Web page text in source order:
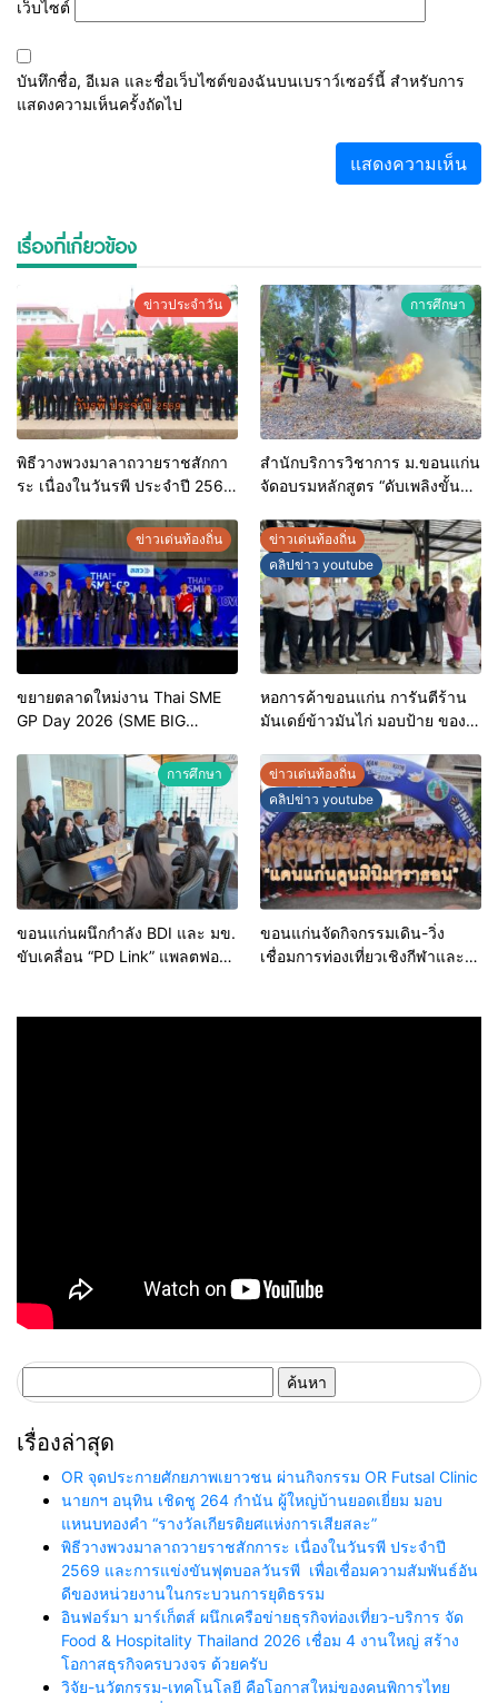
เว็บไซต์
บันทึกชื่อ, อีเมล และชื่อเว็บไซต์ของฉันบนเบราว์เซอร์นี้ สำหรับการ
แสดงความเห็นครั้งถัดไป
เรื่องที่เกี่ยวข้อง
ข่าวประจำวัน
พิธีวางพวงมาลาถวายราชสักกา
ระ เนื่องในวันรพี ประจำปี 2569
เพื่อเชื่อมความสัมพันธ์อันดีของ
หน่วยงานในกระบวนการ
ยุติธรรม
การศึกษา
สำนักบริการวิชาการ ม.ขอนแก่น
จัดอบรมหลักสูตร “ดับเพลิงขั้น
ท้องถิ่นรับมืออัคคีภัยตาม
มาตรฐานสากล
ข่าวเด่นท้องถิ่น
ขยายตลาดใหม่งาน Thai SME
GP Day 2026 (SME BIG
ข่าวเด่นท้องถิ่น
คลิปข่าว youtube
หอการค้าขอนแก่น การันตีร้าน
มันเดย์ข้าวมันไก่ มอบป้าย ของดี
ประกอบการคุณภาพ ยกระดับ
มาตรฐาน สร้างความเชื่อมั่นให้ผู้
บริโภค
การศึกษา
ขอนแก่นผนึกกำลัง BDI และ มข.
ขับเคลื่อน “PD Link” แพลตฟอร์ม
ข่าวเด่นท้องถิ่น
คลิปข่าว youtube
ขอนแก่นจัดกิจกรรมเดิน-วิ่ง
เชื่อมการท่องเที่ยวเชิงกีฬาและ
สำหรับ:
เรื่องล่าสุด
OR จุดประกายศักยภาพเยาวชน ผ่านกิจกรรม OR Futsal Clinic
นายกฯ อนุทิน เชิดชู 264 กำนัน ผู้ใหญ่บ้านยอดเยี่ยม มอบ
แหนบทองคำ “รางวัลเกียรติยศแห่งการเสียสละ”
พิธีวางพวงมาลาถวายราชสักการะ เนื่องในวันรพี ประจำปี
2569 และการแข่งขันฟุตบอลวันรพี เพื่อเชื่อมความสัมพันธ์อัน
ดีของหน่วยงานในกระบวนการยุติธรรม
อินฟอร์มา มาร์เก็ตส์ ผนึกเครือข่ายธุรกิจท่องเที่ยว-บริการ จัด
Food & Hospitality Thailand 2026 เชื่อม 4 งานใหญ่ สร้าง
โอกาสธุรกิจครบวงจร ด้วยครับ
วิจัย-นวัตกรรม-เทคโนโลยี คือโอกาสใหม่ของคนพิการไทย